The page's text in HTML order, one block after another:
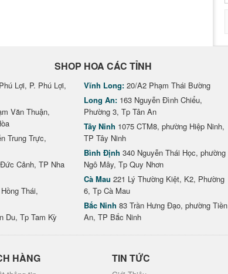
SHOP HOA CÁC TỈNH
Lợi, P. Phú Lợi,
Văn Thuận,
Trung Trực,
Cảnh, TP Nha
Thái,
Du, Tp Tam Kỳ
Vĩnh Long: 20/A2 Phạm Thái Bường
Long An: 163 Nguyễn Đình Chiểu,
Phường 3, Tp Tân An
Tây Ninh 1075 CTM8, phường Hiệp Ninh,
TP Tây Ninh
Bình Định 340 Nguyễn Thái Học, phường
Ngô Mây, Tp Quy Nhơn
Cà Mau 221 Lý Thường Kiệt, K2, Phường
6, Tp Cà Mau
Bắc Ninh 83 Trần Hưng Đạo, phường Tiền
An, TP Bắc Ninh
HÀNG TIN TỨC